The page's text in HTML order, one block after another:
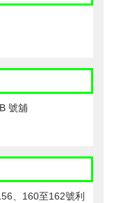
號舖
、160至162號利